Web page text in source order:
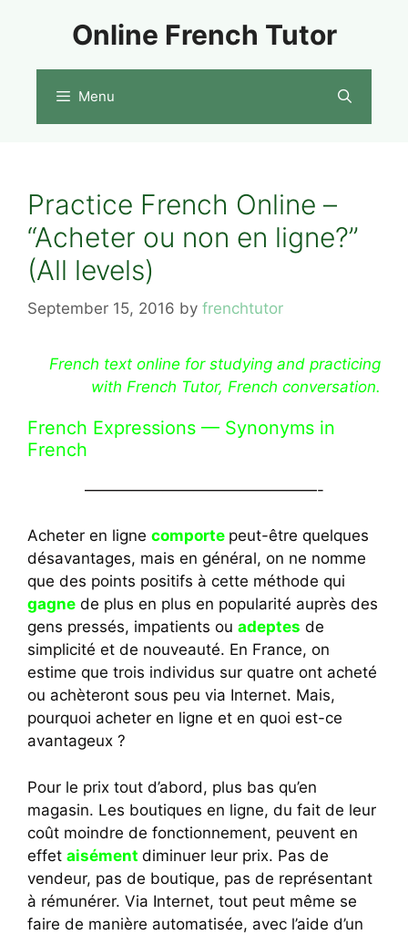
Online French Tutor
Menu
Practice French Online –
“Acheter ou non en ligne?”
(All levels)
September 15, 2016 by frenchtutor
French text online for studying and practicing
with French Tutor, French conversation.
French Expressions — Synonyms in
French
———————————————-
Acheter en ligne comporte peut-être quelques
désavantages, mais en général, on ne nomme
que des points positifs à cette méthode qui
gagne de plus en plus en popularité auprès des
gens pressés, impatients ou adeptes de
simplicité et de nouveauté. En France, on
estime que trois individus sur quatre ont acheté
ou achèteront sous peu via Internet. Mais,
pourquoi acheter en ligne et en quoi est-ce
avantageux ?
Pour le prix tout d’abord, plus bas qu’en
magasin. Les boutiques en ligne, du fait de leur
coût moindre de fonctionnement, peuvent en
effet aisément diminuer leur prix. Pas de
vendeur, pas de boutique, pas de représentant
à rémunérer. Via Internet, tout peut même se
faire de manière automatisée, avec l’aide d’un